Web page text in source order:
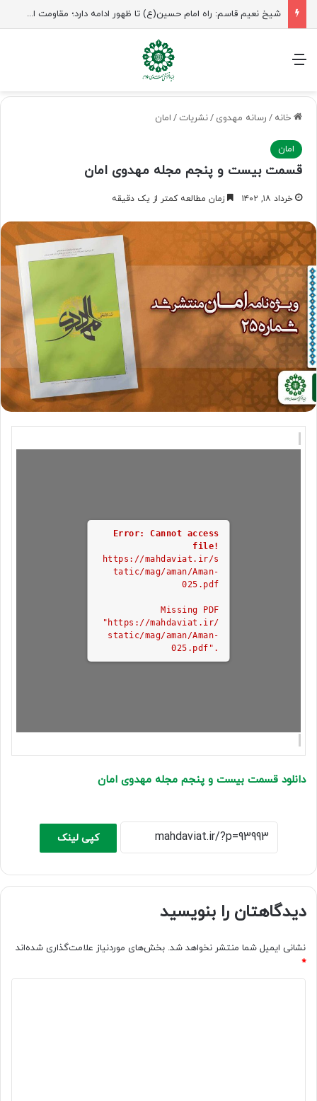
منو
خانه / رسانه مهدوی /نشریات / امان
امان
قسمت بیست و پنجم مجله مهدوی امان
خرداد ۱۸, ۱۴۰۲ زمان مطالعه کمتر از یک دقیقه
Error: Cannot access
file!
https://mahdaviat.ir/s
tatic/mag/aman/Aman-
025.pdf
Missing PDF
"https://mahdaviat.ir/
static/mag/aman/Aman-
025.pdf".
دانلود قسمت بیست و پنجم مجله مهدوی امان
کپی لینک
دیدگاهتان را بنویسید
نشانی ایمیل شما منتشر نخواهد شد. بخش‌های موردنیاز علامت‌گذاری شده‌اند
*